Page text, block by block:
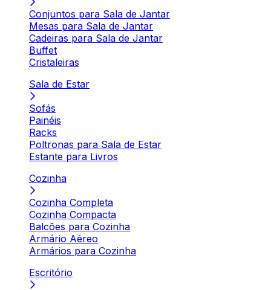
Conjuntos para Sala de Jantar
Mesas para Sala de Jantar
Cadeiras para Sala de Jantar
Buffet
Cristaleiras
Sala de Estar
Sofás
Painéis
Racks
Poltronas para Sala de Estar
Estante para Livros
Cozinha
Cozinha Completa
Cozinha Compacta
Balcões para Cozinha
Armário Aéreo
Armários para Cozinha
Escritório